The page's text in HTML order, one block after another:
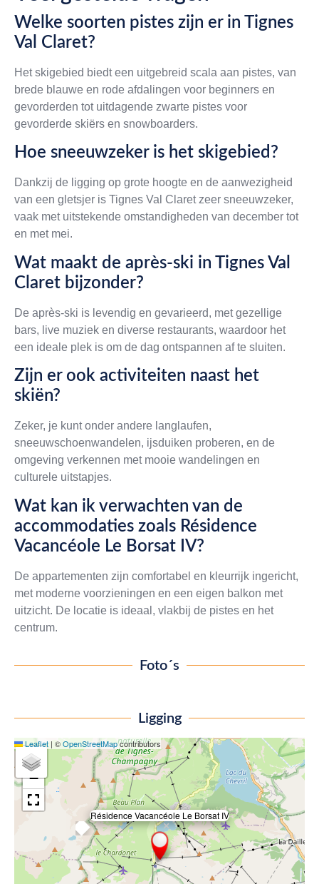
Welke soorten pistes zijn er in Tignes
Val Claret?
Het skigebied biedt een uitgebreid scala aan pistes, van
brede blauwe en rode afdalingen voor beginners en
gevorderden tot uitdagende zwarte pistes voor
gevorderde skiërs en snowboarders.
Hoe sneeuwzeker is het skigebied?
Dankzij de ligging op grote hoogte en de aanwezigheid
van een gletsjer is Tignes Val Claret zeer sneeuwzeker,
vaak met uitstekende omstandigheden van december tot
en met mei.
Wat maakt de après-ski in Tignes Val
Claret bijzonder?
De après-ski is levendig en gevarieerd, met gezellige
bars, live muziek en diverse restaurants, waardoor het
een ideale plek is om de dag ontspannen af te sluiten.
Zijn er ook activiteiten naast het
skiën?
Zeker, je kunt onder andere langlaufen,
sneeuwschoenwandelen, ijsduiken proberen, en de
omgeving verkennen met mooie wandelingen en
culturele uitstapjes.
Wat kan ik verwachten van de
accommodaties zoals Résidence
Vacancéole Le Borsat IV?
De appartementen zijn comfortabel en kleurrijk ingericht,
met moderne voorzieningen en een eigen balkon met
uitzicht. De locatie is ideaal, vlakbij de pistes en het
centrum.
Foto´s
Ligging
Résidence Vacancéole Le Borsat IV
×
+
−
Leaflet | ©OpenStreetMapcontributors